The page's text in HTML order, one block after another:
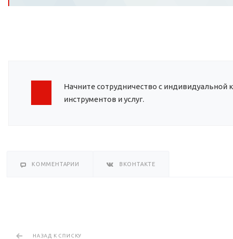
Начните сотрудничество с индивидуальной
инструментов и услуг.
КОММЕНТАРИИ ВКОНТАКТЕ
НАЗАД К СПИСКУ